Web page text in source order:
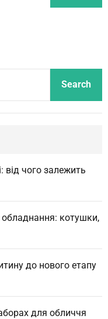
Search
від чого залежить
обладнання: котушки,
до нового етапу
для обличчя